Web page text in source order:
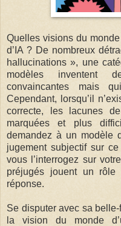
Quelles visions du
d’IA ? De nombreux
hallucinations », une
modèles inventent
convaincantes mais
Cependant, lorsqu’il
correcte, les lacunes
marquées et plus
demandez à un modèle
jugement subjectif sur
vous l’interrogez sur
préjugés jouent un rôle
réponse.
Se disputer avec sa
la vision du monde